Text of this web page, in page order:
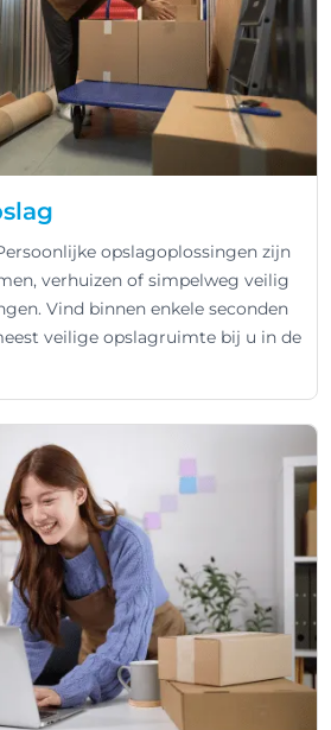
opslagoplossingen zijn
verhuizen of simpelweg veilig
Vind binnen enkele seconden
veilige opslagruimte bij u in de